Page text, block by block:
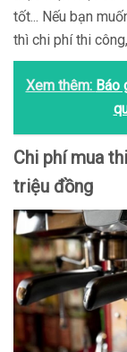
tốt... Nếu bạn
thì chi phí thi
Xem thêm: Báo
Chi phí mua
triệu đồng